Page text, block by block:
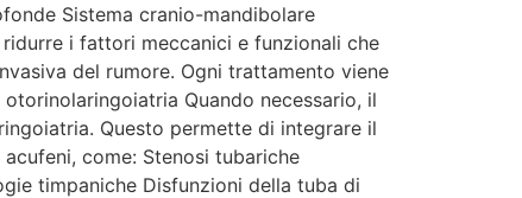
Sistema cranio-mandibolare
i fattori meccanici e funzionali che
del rumore. Ogni trattamento viene
Quando necessario, il
Questo permette di integrare il
come: Stenosi tubariche
timpaniche Disfunzioni della tuba di